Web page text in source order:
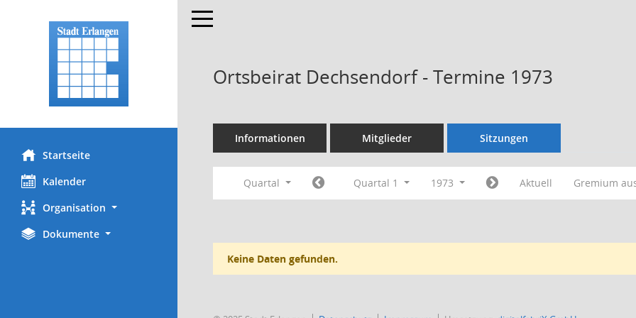
Startseite
Kalender
Organisation
Dokumente
Toggle navigation
Ortsbeirat Dechsendorf - Termine 1973
Informationen Mitglieder Sitzungen
Quartal Quartal 1 1973 Aktuell Gremium
Keine Daten gefunden.